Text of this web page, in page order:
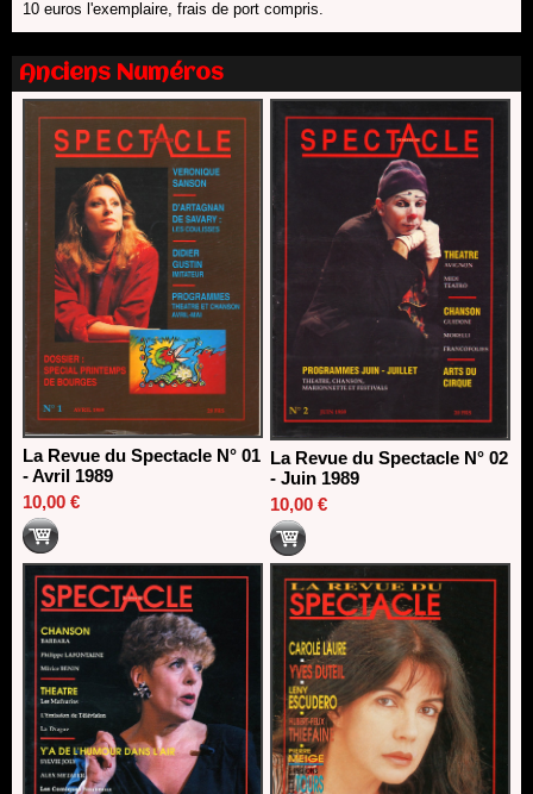
13/06/2026
direction du Théâtre de Gennevilliers - CDN
13/06/2026
Dispositif SACD Auteurs d'espaces : les lauréats 2026
18/03/2026
10 euros l'exemplaire, frais de port compris.
Anciens Numéros
La Revue du Spectacle N° 01
- Avril 1989
10,00 €
La Revue du Spectacle N° 02
- Juin 1989
10,00 €